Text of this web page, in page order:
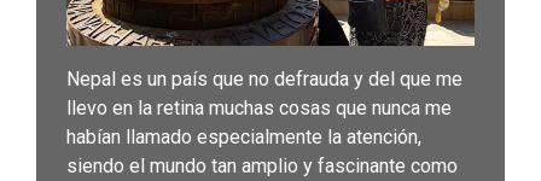
Nepal es un país que no defrauda y del que me
llevo en la retina muchas cosas que nunca me
habían llamado especialmente la atención,
siendo el mundo tan amplio y fascinante como